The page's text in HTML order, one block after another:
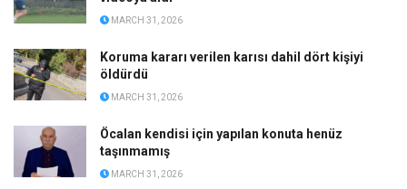
MARCH 31, 2026
Koruma kararı verilen karısı dahil dört kişiyi
öldürdü
MARCH 31, 2026
Öcalan kendisi için yapılan konuta henüz
taşınmamış
MARCH 31, 2026